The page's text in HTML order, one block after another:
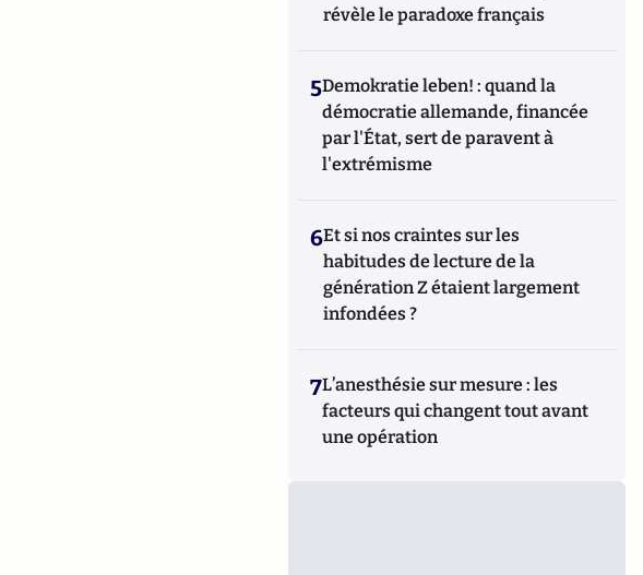
révèle le paradoxe français
5Demokratie leben! : quand la
démocratie allemande, financée
par l'État, sert de paravent à
l'extrémisme
6Et si nos craintes sur les
habitudes de lecture de la
génération Z étaient largement
infondées ?
7L’anesthésie sur mesure : les
facteurs qui changent tout avant
une opération